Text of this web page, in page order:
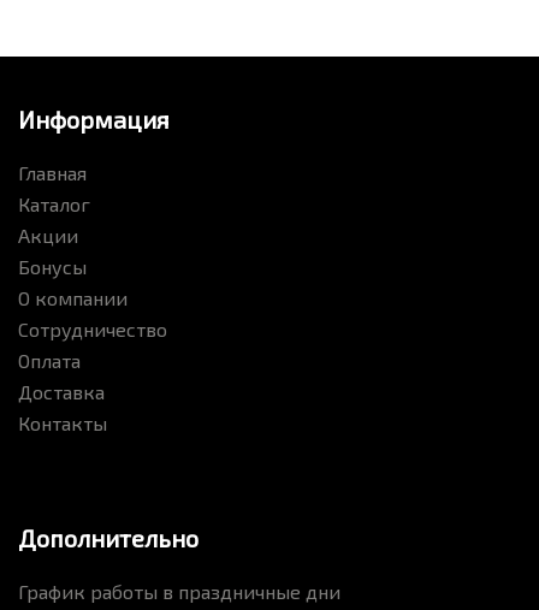
Информация
Главная
Каталог
Акции
Бонусы
О компании
Сотрудничество
Оплата
Доставка
Контакты
Дополнительно
График работы в праздничные дни